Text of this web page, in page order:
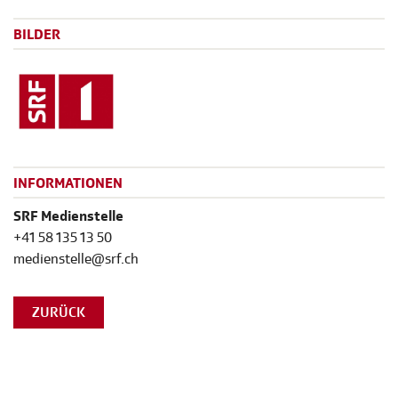
BILDER
INFORMATIONEN
SRF Medienstelle
+41 58 135 13 50
medienstelle@srf.ch
ZURÜCK